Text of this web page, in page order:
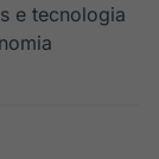
e tecnologia